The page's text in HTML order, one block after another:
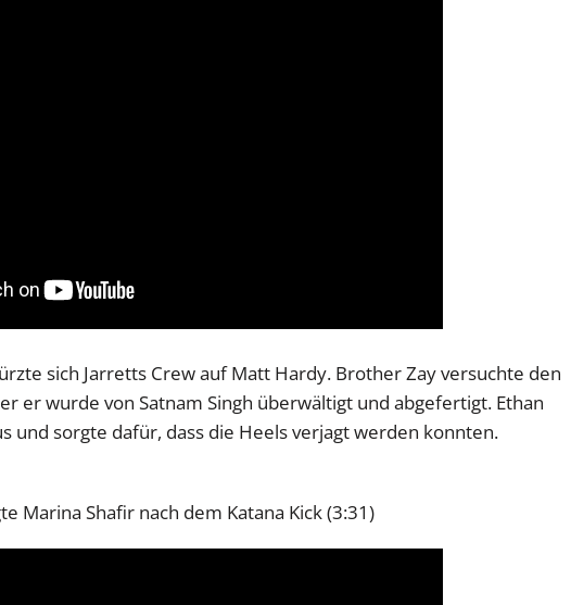
sich Jarretts Crew auf Matt Hardy. Brother Zay versuchte den
er wurde von Satnam Singh überwältigt und abgefertigt. Ethan
und sorgte dafür, dass die Heels verjagt werden konnten.
Marina Shafir nach dem Katana Kick (3:31)